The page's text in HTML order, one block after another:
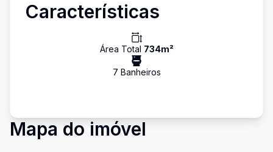
Características
Área Total 734m²
7 Banheiros
Mapa do imóvel